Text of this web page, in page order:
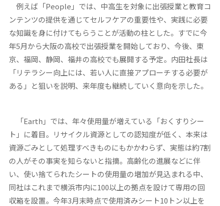
例えば「People」では、中高生を対象に出張授業と教育コ
ンテンツの提供を通じてセルフケアの重要性や、実践に必要
な知識を身に付けてもらうことが活動の柱とした。すでに今
年5月から大阪の高校で出張授業を開始しており、今後、東
京、福岡、静岡、福井の高校でも展開する予定。内田社長は
「リテラシー向上には、若い人に直接アプローチする必要が
ある」と狙いを説明、来年度も継続していく意向を示した。
「Earth」では、年々使用量が増えている「おくすりシー
ト」に着目。リサイクル資源としての認知度が低く、本来は
資源ごみとして処理すべきものにもかかわらず、実態は約7割
の人がその事実を知らないと指摘。高齢化の進展などに伴
い、使い捨てられたシートの使用量の増加が見込まれる中、
同社はこれまで横浜市内に100以上の拠点を設けて専用の回
収箱を設置。今年3月末時点で使用済みシート10トン以上を